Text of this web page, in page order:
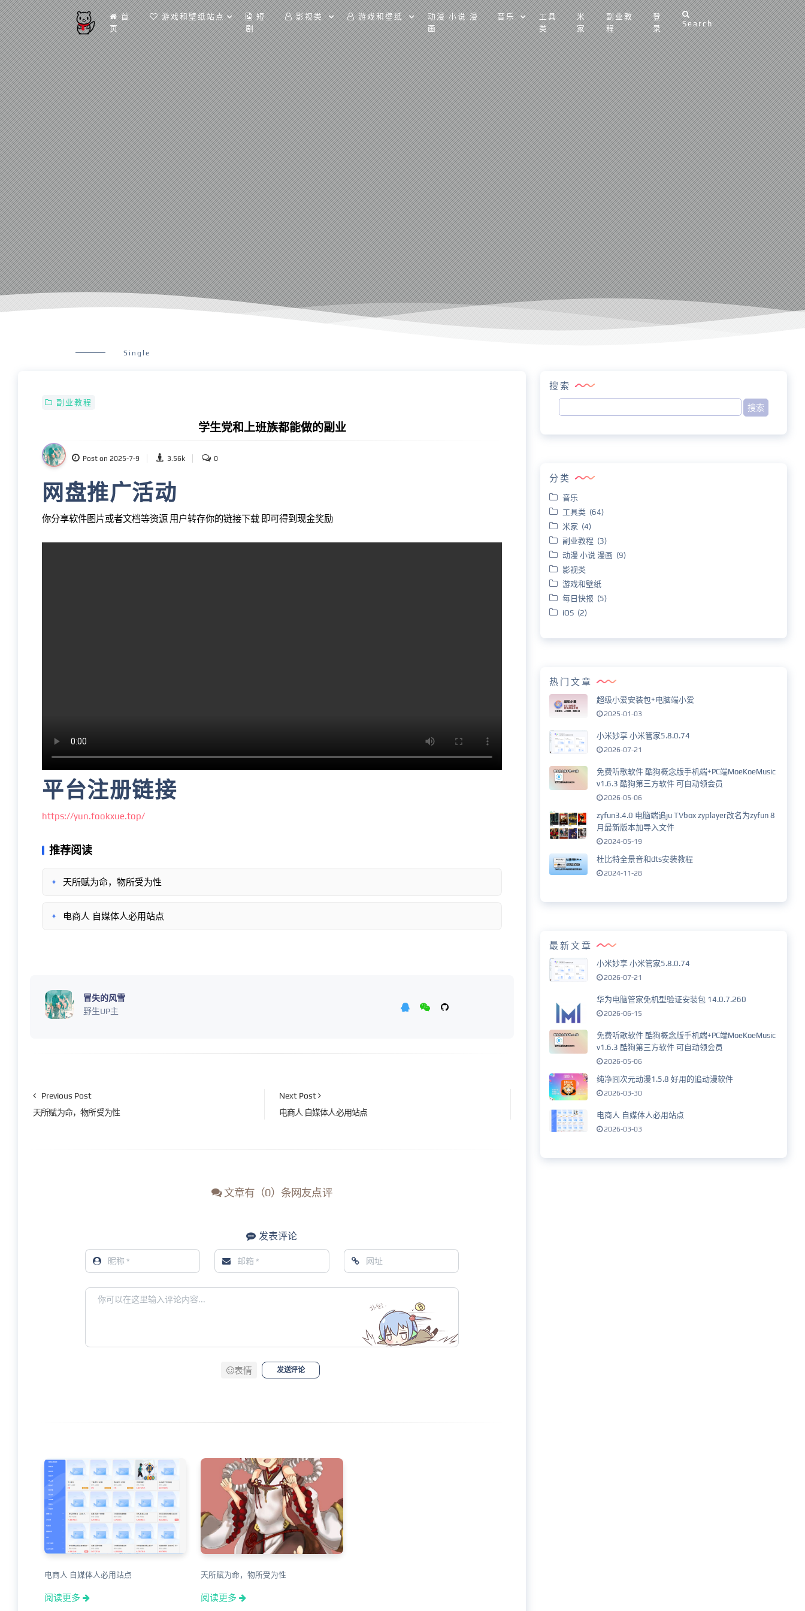
首
页
游戏和壁纸站点
短
剧
影视类 游戏和壁纸
动漫 小说 漫
画
音乐
工具
类
米
家
副业教
程
登
录
Search
Single
副业教程
学生党和上班族都能做的副业
Post on 2025-7-9 3.56k 0
网盘推广活动
你分享软件图片或者文档等资源 用户转存你的链接下载 即可得到现金奖励
平台注册链接
https://yun.fookxue.top/
推荐阅读
✦ 天所赋为命，物所受为性
✦ 电商人 自媒体人必用站点
冒失的风雪
野生UP主
Previous Post
天所赋为命，物所受为性
Next Post
电商人 自媒体人必用站点
文章有（0）条网友点评
发表评论
表情 发送评论
电商人 自媒体人必用站点
阅读更多
天所赋为命，物所受为性
阅读更多
搜索
分类
音乐
工具类 (64)
米家 (4)
副业教程 (3)
动漫 小说 漫画 (9)
影视类
游戏和壁纸
每日快报 (5)
iOS (2)
热门文章
超级小爱安装包+电脑端小爱
2025-01-03
小米妙享 小米管家5.8.0.74
2026-07-21
免费听歌软件 酷狗概念版手机端+PC端MoeKoeMusic
v1.6.3 酷狗第三方软件 可自动领会员
2026-05-06
zyfun3.4.0 电脑端追ju TVbox zyplayer改名为zyfun 8
月最新版本加导入文件
2024-05-19
杜比特全景音和dts安装教程
2024-11-28
最新文章
小米妙享 小米管家5.8.0.74
2026-07-21
华为电脑管家免机型验证安装包 14.0.7.260
2026-06-15
免费听歌软件 酷狗概念版手机端+PC端MoeKoeMusic
v1.6.3 酷狗第三方软件 可自动领会员
2026-05-06
纯净囧次元动漫1.5.8 好用的追动漫软件
2026-03-30
电商人 自媒体人必用站点
2026-03-03